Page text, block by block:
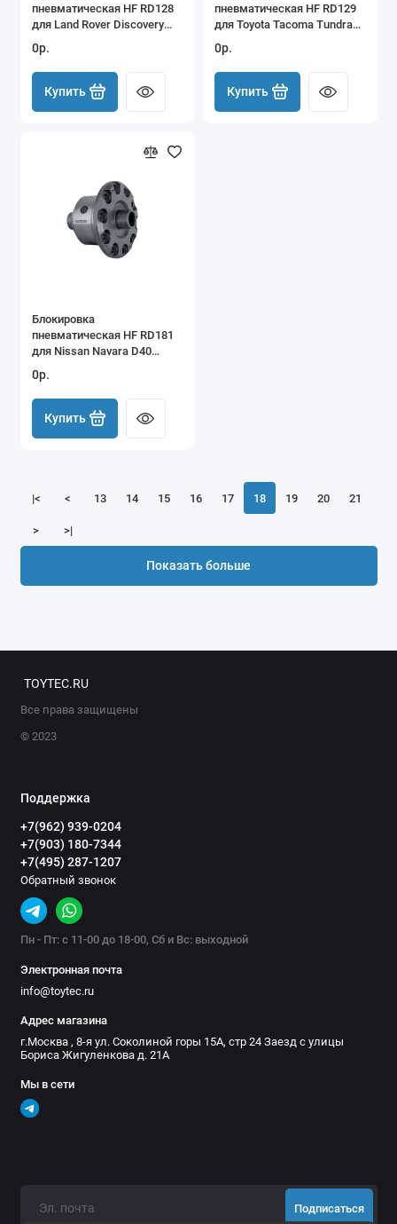
пневматическая HF RD128
для Land Rover Discovery
0р.
Купить
пневматическая HF RD129
для Toyota Tacoma Tundra
0р.
Купить
Блокировка
пневматическая HF RD181
для Nissan Navara D40
Xterra R180A IFS передняя
0р.
Купить
|< < 13 14 15 16 17 18 19 20 21
> >|
Показать больше
TOYTEC.RU
Все права защищены
© 2023
Поддержка
+7(962) 939-0204
+7(903) 180-7344
+7(495) 287-1207
Обратный звонок
Пн - Пт: с 11-00 до 18-00, Сб и Вс: выходной
Электронная почта
info@toytec.ru
Адрес магазина
г.Москва , 8-я ул. Соколиной горы 15А, стр 24 Заезд с улицы
Бориса Жигуленкова д. 21А
Мы в сети
Подписаться